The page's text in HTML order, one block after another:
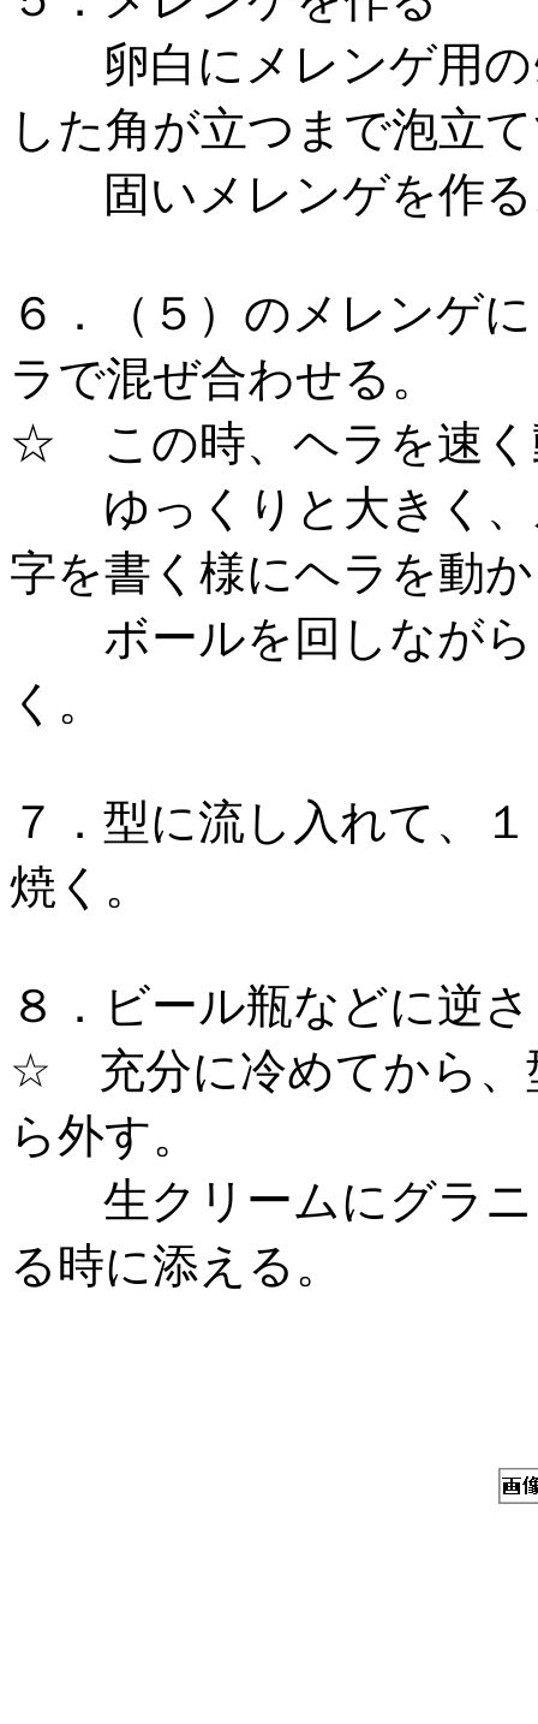
卵白にメレンゲ用のｸ
した角が立つまで泡立
固いメレンゲを作
６．（５）のメレンゲ
ラで混ぜ合わせる。
☆ この時、ヘラを速
ゆっくりと大きく、
字を書く様にヘラを動
ボールを回しながら
く。
７．型に流し入れて、
焼く。
８．ビール瓶などに逆
☆ 充分に冷めてから、
ら外す。
生クリームにグラニ
る時に添える。